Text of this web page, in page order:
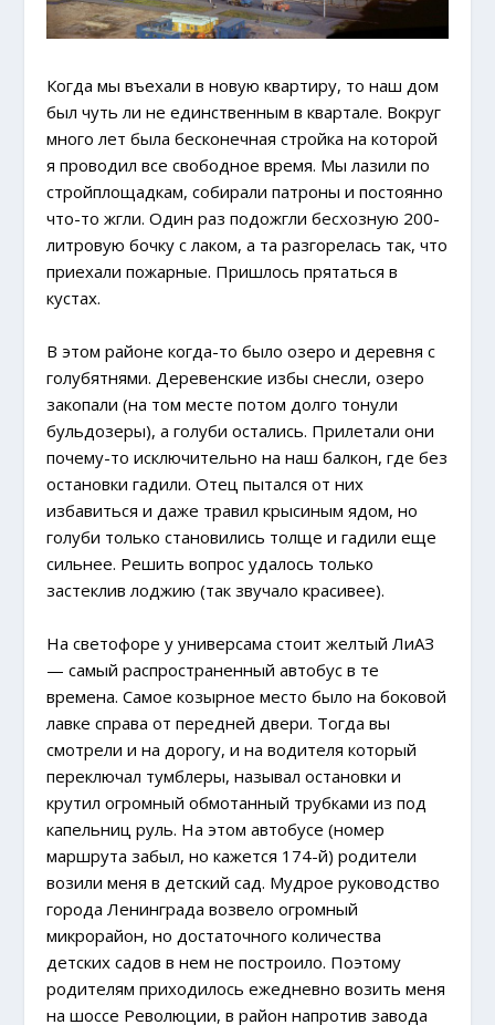
Когда мы въехали в новую квартиру, то наш дом
был чуть ли не единственным в квартале. Вокруг
много лет была бесконечная стройка на которой
я проводил все свободное время. Мы лазили по
стройплощадкам, собирали патроны и постоянно
что-то жгли. Один раз подожгли бесхозную 200-
литровую бочку с лаком, а та разгорелась так, что
приехали пожарные. Пришлось прятаться в
кустах.
В этом районе когда-то было озеро и деревня с
голубятнями. Деревенские избы снесли, озеро
закопали (на том месте потом долго тонули
бульдозеры), а голуби остались. Прилетали они
почему-то исключительно на наш балкон, где без
остановки гадили. Отец пытался от них
избавиться и даже травил крысиным ядом, но
голуби только становились толще и гадили еще
сильнее. Решить вопрос удалось только
застеклив лоджию (так звучало красивее).
На светофоре у универсама стоит желтый ЛиАЗ
— самый распространенный автобус в те
времена. Самое козырное место было на боковой
лавке справа от передней двери. Тогда вы
смотрели и на дорогу, и на водителя который
переключал тумблеры, называл остановки и
крутил огромный обмотанный трубками из под
капельниц руль. На этом автобусе (номер
маршрута забыл, но кажется 174-й) родители
возили меня в детский сад. Мудрое руководство
города Ленинграда возвело огромный
микрорайон, но достаточного количества
детских садов в нем не построило. Поэтому
родителям приходилось ежедневно возить меня
на шоссе Революции, в район напротив завода